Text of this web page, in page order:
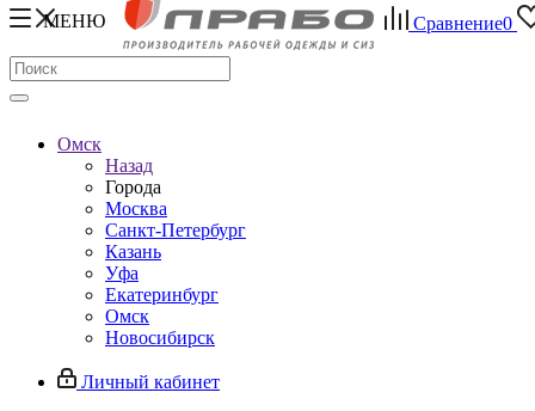
МЕНЮ Сравнение0
Омск
Назад
Города
Москва
Санкт-Петербург
Казань
Уфа
Екатеринбург
Омск
Новосибирск
Личный кабинет